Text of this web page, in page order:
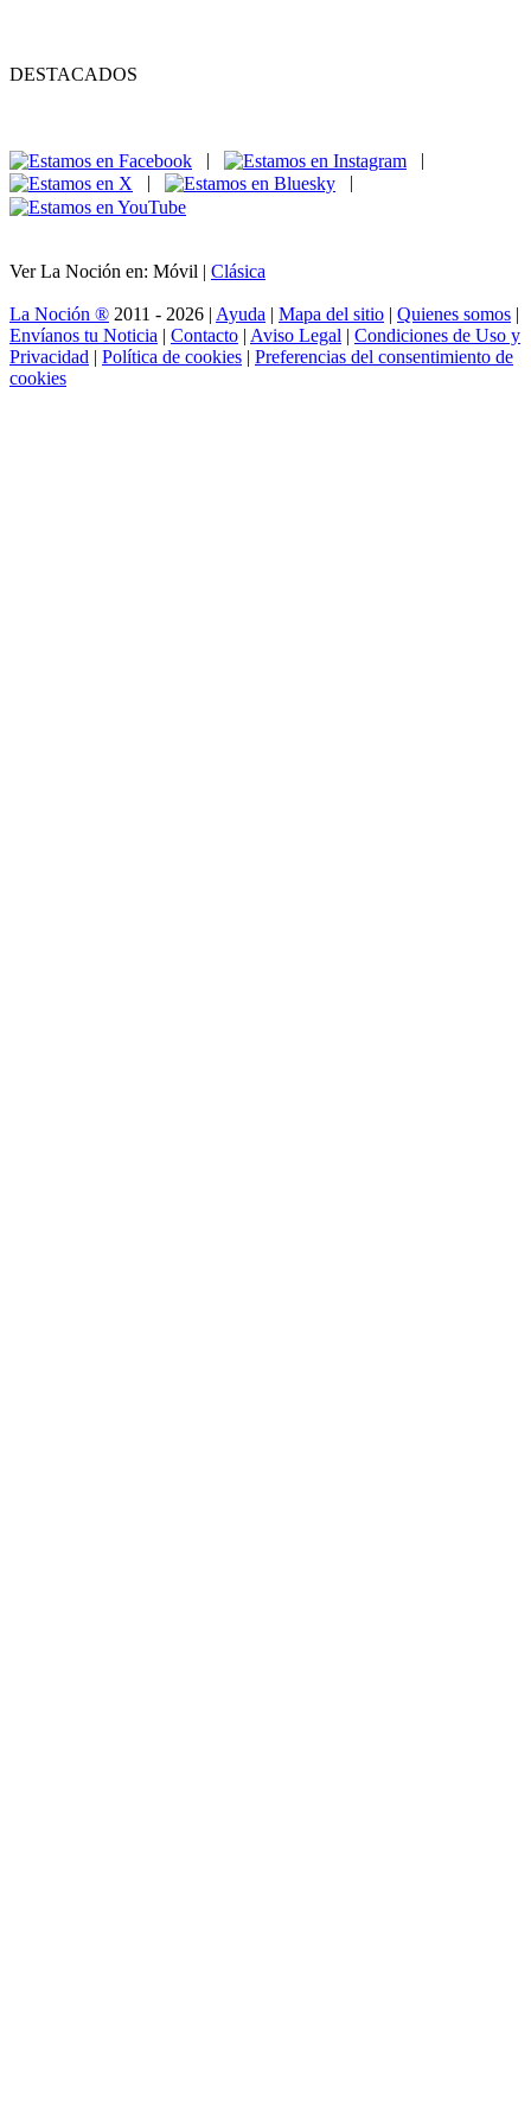
DESTACADOS
|
|
|
|
Ver La Noción en: Móvil | Clásica
La Noción ® 2011 - 2026 | Ayuda | Mapa del sitio | Quienes somos |
Envíanos tu Noticia | Contacto | Aviso Legal | Condiciones de Uso y
Privacidad | Política de cookies | Preferencias del consentimiento de
cookies